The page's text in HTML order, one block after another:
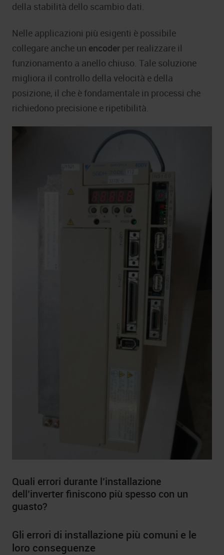
della stabilità dello scambio dati.
Nelle applicazioni più esigenti è possibile
collegare anche un encoder per realizzare il
funzionamento a anello chiuso. Tale soluzione
migliora il controllo della velocità e della
posizione, il che è fondamentale in processi che
richiedono precisione e ripetibilità.
Quali errori durante l’installazione
dell’inverter finiscono più spesso con un
guasto?
Gli errori di installazione più comuni e le
loro conseguenze